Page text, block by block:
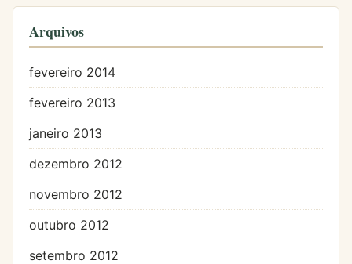
Arquivos
fevereiro 2014
fevereiro 2013
janeiro 2013
dezembro 2012
novembro 2012
outubro 2012
setembro 2012